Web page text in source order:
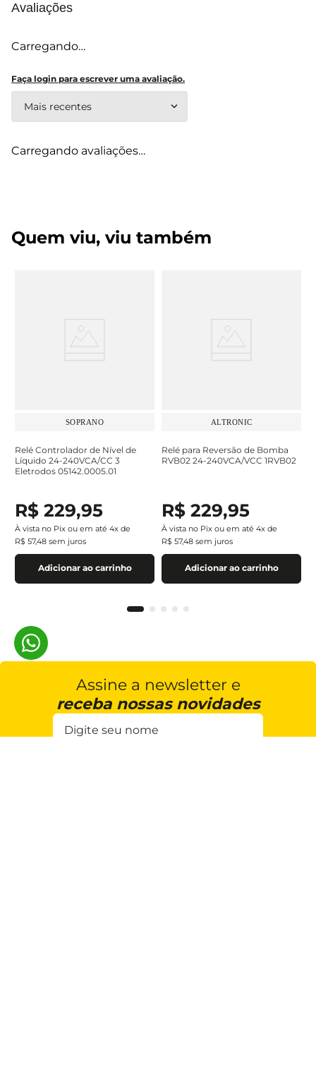
Avaliações
Carregando…
Faça login para escrever uma avaliação.
Mais recentes
Carregando avaliações…
Quem viu, viu também
SOPRANO
Relé Controlador de Nível de
Líquido 24-240VCA/CC 3
Eletrodos 05142.0005.01
R$ 229,95
À vista no Pix ou em até 4x de
R$ 57,48 sem juros
Adicionar ao carrinho
ALTRONIC
Relé para Reversão de Bomba
RVB02 24-240VCA/VCC 1RVB02
R$ 229,95
À vista no Pix ou em até 4x de
R$ 57,48 sem juros
Adicionar ao carrinho
Assine a newsletter e
receba nossas novidades